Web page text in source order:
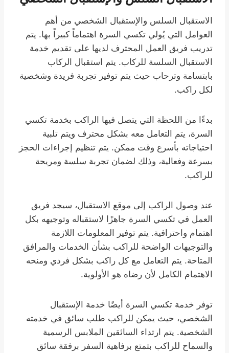
الاستقبال السلس والإستقبال الشخصي من أهم
العوامل التي يُولي تكسي السرة اهتماماً كبيراً بها. يتم
تدريب فريق العمل المحترف لديها على تقديم خدمة
الاستقبال السلسة للركاب. يتم استقبال الركاب
بابتسامة وترحاب حيث يتم توفير تجربة فريدة وشخصية
لكل راكب.
بدءًا من اللحظة التي يتصل فيها الراكب بخدمة تكسي
السرة، يتم التعامل معه بشكل محترف ويتم تلبية
احتياجاته بأسرع وقت ممكن. يتم تنظيم إجراءات الحجز
بسرعة وفعالية، وذلك لضمان تجربة سلسة ومريحة
للراكب.
عند وصول الراكب إلى موقع الاستقبال، سيجد فريق
العمل في تكسي السرة جاهزًا لاستقباله وتوجيهه بكل
اهتمام واحترافية. يتم توفير المعلومات اللازمة
والتوجيهات الواضحة للراكب بشأن الخدمات والمرافق
المتاحة. يتم التعامل مع كل راكب بشكل فردي ومنحه
الاهتمام الكامل لأن رضاه هو الأولوية.
توفر خدمة تكسي السرة أيضًا خدمة الإستقبال
الشخصي، حيث يمكن للراكب طلب سائق في خدمته
الشخصية. يتم ارتداء السائقين الملابس الرسمية
والسماح للراكب بتمتع برفاهية السفر برفقة سائق